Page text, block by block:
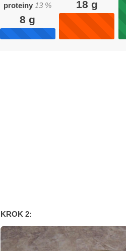
proteiny 13 %
8 g
18 g
KROK 2: